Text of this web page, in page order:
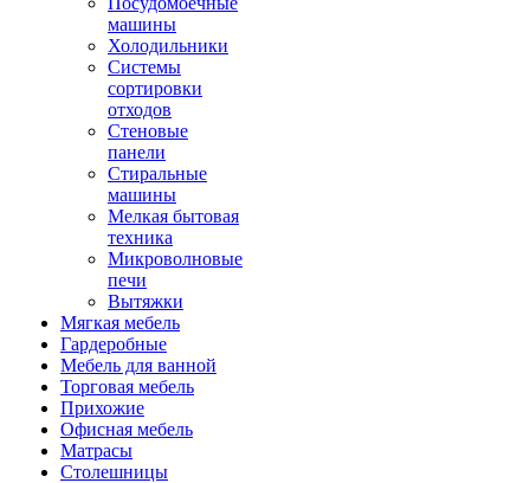
машины
Холодильники
Системы
сортировки
отходов
Стеновые
панели
Стиральные
машины
Мелкая бытовая
техника
Микроволновые
печи
Вытяжки
Мягкая мебель
Гардеробные
Мебель для ванной
Торговая мебель
Прихожие
Офисная мебель
Матрасы
Столешницы